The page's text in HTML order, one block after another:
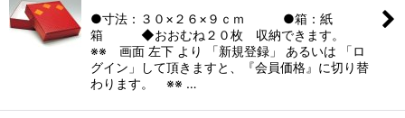
●寸法：３０×２６×９ｃｍ ●箱：紙
箱 ◆おおむね２０枚 収納できます。
※※ 画面 左下 より 「新規登録」 あるいは 「ロ
グイン」して頂きますと、『会員価格』に切り替
わります。 ※※ …